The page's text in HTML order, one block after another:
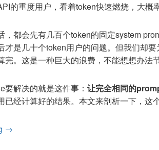
的重度用户，看着token快速燃烧，大概
，都会先有几百个token的固定system
才是几十个token用户的问题。但我们却
完。这是一种巨大的浪费，不能想想办法
要解决的就是这件事： 让完全相同的
已经计算好的结果。本文来剖析一下，这
Prompt KV Cache是如何实现的
→